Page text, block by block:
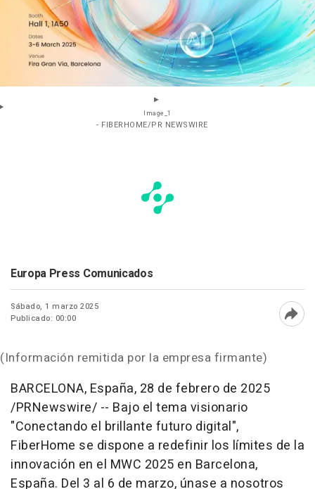
Image_1
- FIBERHOME/PR NEWSWIRE
Europa Press Comunicados
Sábado, 1 marzo 2025
Publicado: 00:00
(Información remitida por la empresa firmante)
BARCELONA, España, 28 de febrero de 2025
/PRNewswire/ -- Bajo el tema visionario
"Conectando el brillante futuro digital",
FiberHome se dispone a redefinir los límites de la
innovación en el MWC 2025 en Barcelona,
España. Del 3 al 6 de marzo, únase a nosotros